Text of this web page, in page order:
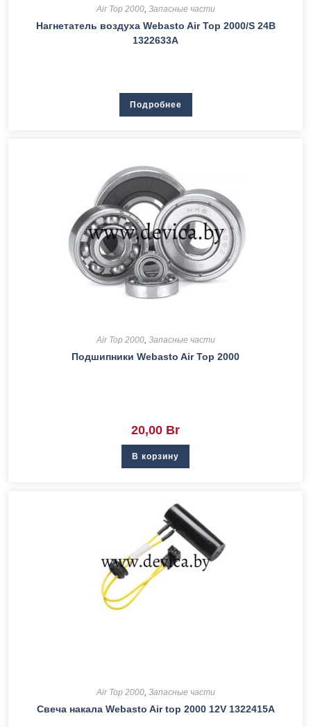
Air Top 2000, Запасные части
Нагнетатель воздуха Webasto Air Top 2000/S 24В
1322633A
Подробнее
Air Top 2000, Запасные части
Подшипники Webasto Air Top 2000
20,00 Br
В корзину
Air Top 2000, Запасные части
Свеча накала Webasto Air top 2000 12V 1322415A